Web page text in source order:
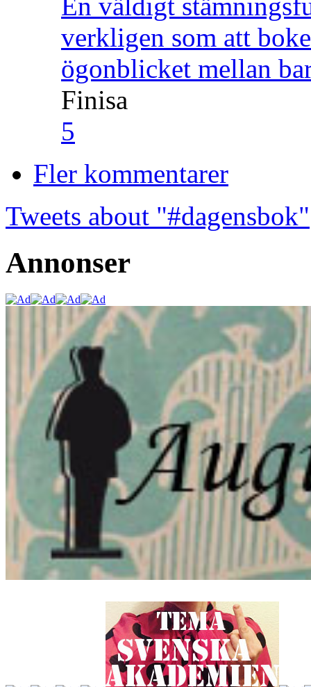
En väldigt
verkligen som att
ögonblicket mellan
Finisa
5
Fler kommentarer
Tweets about "#dagensbok"
Annonser